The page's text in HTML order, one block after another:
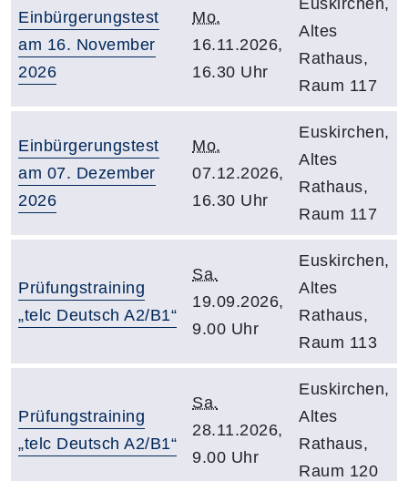
Einbürgerungstest
am 16. November
2026
Mo.
16.11.2026,
16.30 Uhr
Altes
Rathaus,
Raum 117
Einbürgerungstest
am 07. Dezember
2026
Mo.
07.12.2026,
16.30 Uhr
Euskirchen,
Altes
Rathaus,
Raum 117
Prüfungstraining
„telc Deutsch A2/B1“
Sa.
19.09.2026,
9.00 Uhr
Euskirchen,
Altes
Rathaus,
Raum 113
Prüfungstraining
„telc Deutsch A2/B1“
Sa.
28.11.2026,
9.00 Uhr
Euskirchen,
Altes
Rathaus,
Raum 120